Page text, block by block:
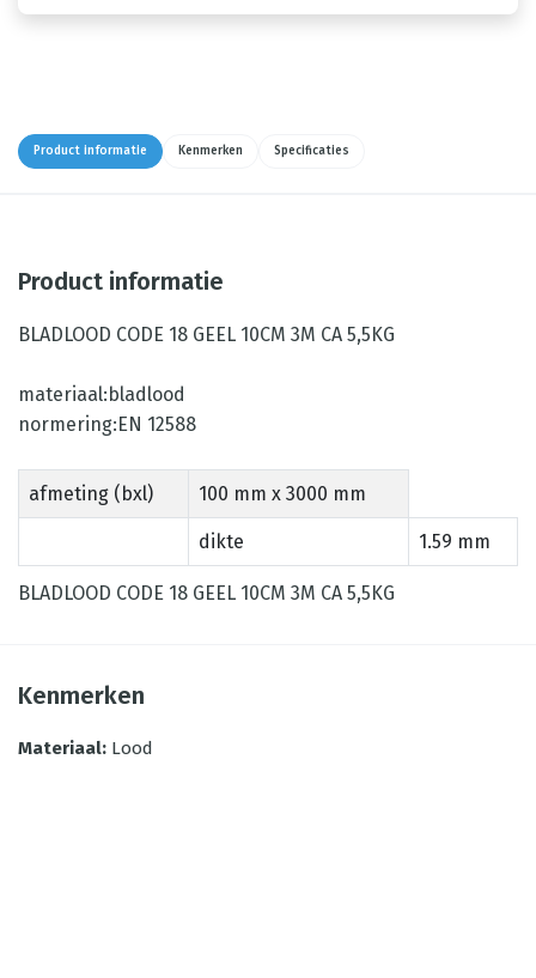
Product informatie Kenmerken Specificaties
Product informatie
BLADLOOD CODE 18 GEEL 10CM 3M CA 5,5KG
materiaal:bladlood
normering:EN 12588
afmeting (bxl) 100 mm x 3000 mm
dikte 1.59 mm
BLADLOOD CODE 18 GEEL 10CM 3M CA 5,5KG
Kenmerken
Materiaal: Lood